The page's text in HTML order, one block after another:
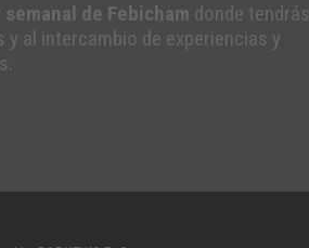
de Febicham donde tendrás
al intercambio de experiencias y